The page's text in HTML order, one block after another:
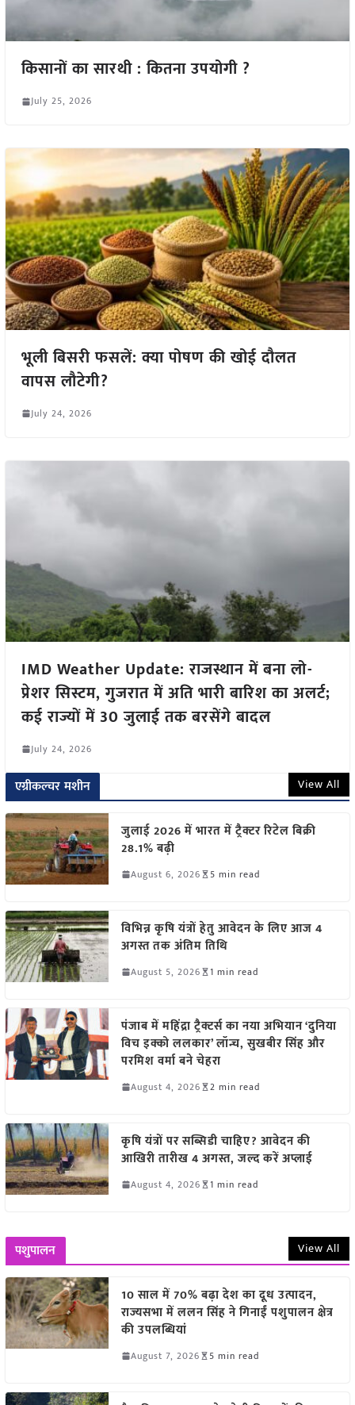
किसानों का सारथी : कितना उपयोगी ?
July 25, 2026
भूली बिसरी फसलें: क्या पोषण की खोई दौलत
वापस लौटेगी?
July 24, 2026
IMD Weather Update: राजस्थान में बना लो-
प्रेशर सिस्टम, गुजरात में अति भारी बारिश का अलर्ट;
कई राज्यों में 30 जुलाई तक बरसेंगे बादल
July 24, 2026
एग्रीकल्चर मशीन View All
जुलाई 2026 में भारत में ट्रैक्टर रिटेल बिक्री
28.1% बढ़ी
August 6, 2026 5 min read
विभिन्न कृषि यंत्रों हेतु आवेदन के लिए आज 4
अगस्त तक अंतिम तिथि
August 5, 2026 1 min read
पंजाब में महिंद्रा ट्रैक्टर्स का नया अभियान ‘दुनिया
विच इक्को ललकार’ लॉन्च, सुखबीर सिंह और
परमिश वर्मा बने चेहरा
August 4, 2026 2 min read
कृषि यंत्रों पर सब्सिडी चाहिए? आवेदन की
आखिरी तारीख 4 अगस्त, जल्द करें अप्लाई
August 4, 2026 1 min read
पशुपालन View All
10 साल में 70% बढ़ा देश का दूध उत्पादन,
राज्यसभा में ललन सिंह ने गिनाईं पशुपालन क्षेत्र
की उपलब्धियां
August 7, 2026 5 min read